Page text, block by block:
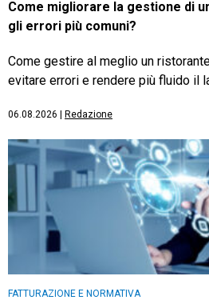
Come migliorare la gestione di
gli errori più comuni?
Come gestire al meglio un
evitare errori e rendere più fluido il
06.08.2026 Redazione
FATTURAZIONE E NORMATIVA